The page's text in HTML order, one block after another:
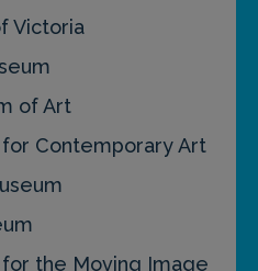
Victoria
of Art
Contemporary Art
the Moving Image